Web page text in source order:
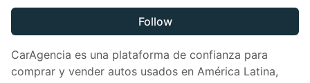
Follow
CarAgencia es una plataforma de confianza para
comprar y vender autos usados ​​en América Latina,